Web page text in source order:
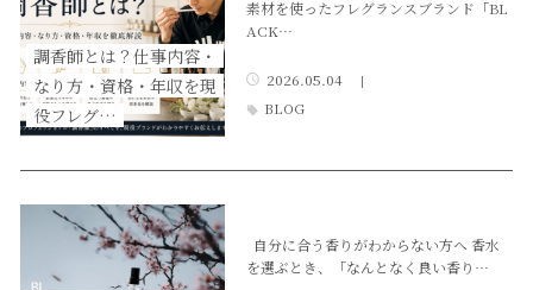
調香師とは？仕事内容・
なり方・資格・年収を現
役フレグ…
素材を使ったフレグランスブランド「BL
ACK…
2026.05.04 |
BLOG
自分に合う香りがわからない方へ 香水
を選ぶとき、「なんとなく良い香り…